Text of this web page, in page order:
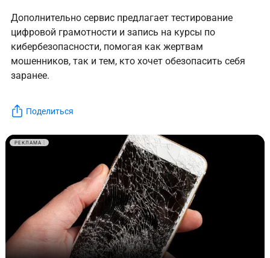
Дополнительно сервис предлагает тестирование
цифровой грамотности и запись на курсы по
кибербезопасности, помогая как жертвам
мошенников, так и тем, кто хочет обезопасить себя
заранее.
Поделиться
РЕКЛАМА